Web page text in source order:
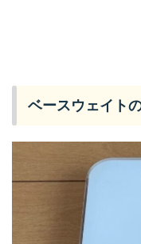
ベースウェイト